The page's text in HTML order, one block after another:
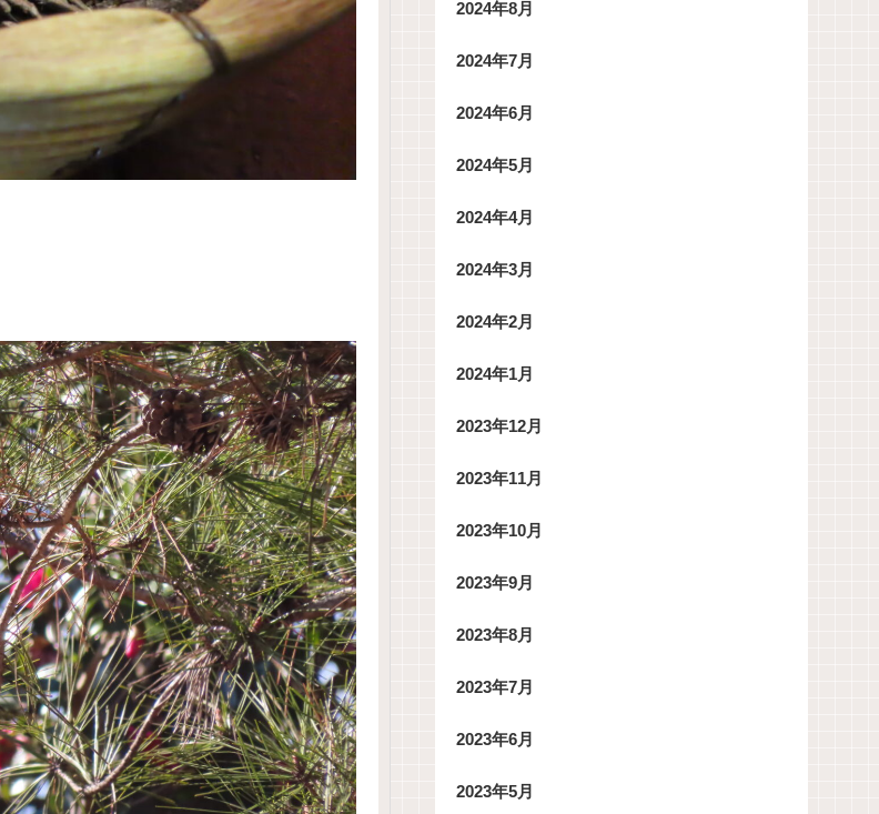
2024年8月
2024年7月
2024年6月
2024年5月
2024年4月
2024年3月
2024年2月
2024年1月
2023年12月
2023年11月
2023年10月
2023年9月
2023年8月
2023年7月
2023年6月
2023年5月